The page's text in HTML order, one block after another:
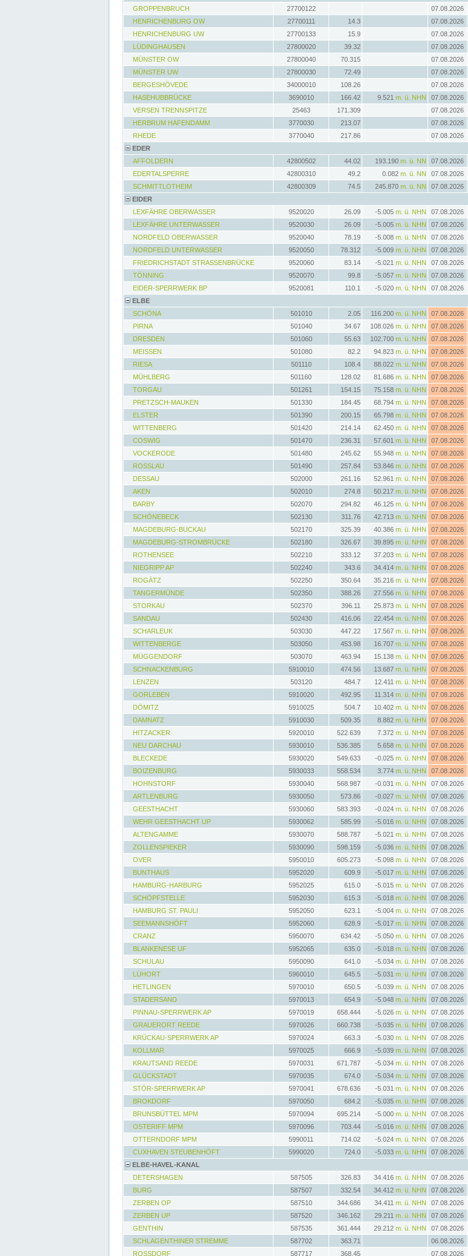
GROPPENBRUCH
27700122 07.08.2026
HENRICHENBURG OW
27700111 14.3 07.08.2026
HENRICHENBURG UW
27700133 15.9 07.08.2026
LÜDINGHAUSEN
27800020 39.32 07.08.2026
MÜNSTER OW
27800040 70.315 07.08.2026
MÜNSTER UW
27800030 72.49 07.08.2026
BERGESHÖVEDE
34000010 108.26 07.08.2026
HASEHUBBRÜCKE
3690010 166.42 9.521 m. ü. NHN 07.08.2026
VERSEN TRENNSPITZE
25463 171.309 07.08.2026
HERBRUM HAFENDAMM
3770030 213.07 07.08.2026
RHEDE
3770040 217.86 07.08.2026
EDER
AFFOLDERN
42800502 44.02 193.190 m. ü. NN 07.08.2026
EDERTALSPERRE
42800310 49.2 0.082 m. ü. NN 07.08.2026
SCHMITTLOTHEIM
42800309 74.5 245.870 m. ü. NN 07.08.2026
EIDER
LEXFÄHRE OBERWASSER
9520020 26.09 -5.005 m. ü. NHN 07.08.2026
LEXFÄHRE UNTERWASSER
9520030 26.09 -5.005 m. ü. NHN 07.08.2026
NORDFELD OBERWASSER
9520040 78.19 -5.008 m. ü. NHN 07.08.2026
NORDFELD UNTERWASSER
9520050 78.312 -5.009 m. ü. NHN 07.08.2026
FRIEDRICHSTADT STRASSENBRÜCKE
9520060 83.14 -5.021 m. ü. NHN 07.08.2026
TÖNNING
9520070 99.8 -5.057 m. ü. NHN 07.08.2026
EIDER-SPERRWERK BP
9520081 110.1 -5.020 m. ü. NHN 07.08.2026
ELBE
SCHÖNA
501010 2.05 116.200 m. ü. NHN 07.08.2026
PIRNA
501040 34.67 108.026 m. ü. NHN 07.08.2026
DRESDEN
501060 55.63 102.700 m. ü. NHN 07.08.2026
MEISSEN
501080 82.2 94.823 m. ü. NHN 07.08.2026
RIESA
501110 108.4 88.022 m. ü. NHN 07.08.2026
MÜHLBERG
501160 128.02 81.686 m. ü. NHN 07.08.2026
TORGAU
501261 154.15 75.158 m. ü. NHN 07.08.2026
PRETZSCH-MAUKEN
501330 184.45 68.794 m. ü. NHN 07.08.2026
ELSTER
501390 200.15 65.798 m. ü. NHN 07.08.2026
WITTENBERG
501420 214.14 62.450 m. ü. NHN 07.08.2026
COSWIG
501470 236.31 57.601 m. ü. NHN 07.08.2026
VOCKERODE
501480 245.62 55.948 m. ü. NHN 07.08.2026
ROSSLAU
501490 257.84 53.846 m. ü. NHN 07.08.2026
DESSAU
502000 261.16 52.961 m. ü. NHN 07.08.2026
AKEN
502010 274.8 50.217 m. ü. NHN 07.08.2026
BARBY
502070 294.82 46.125 m. ü. NHN 07.08.2026
SCHÖNEBECK
502130 311.76 42.713 m. ü. NHN 07.08.2026
MAGDEBURG-BUCKAU
502170 325.39 40.386 m. ü. NHN 07.08.2026
MAGDEBURG-STROMBRÜCKE
502180 326.67 39.895 m. ü. NHN 07.08.2026
ROTHENSEE
502210 333.12 37.203 m. ü. NHN 07.08.2026
NIEGRIPP AP
502240 343.6 34.414 m. ü. NHN 07.08.2026
ROGÄTZ
502250 350.64 35.216 m. ü. NHN 07.08.2026
TANGERMÜNDE
502350 388.26 27.556 m. ü. NHN 07.08.2026
STORKAU
502370 396.11 25.873 m. ü. NHN 07.08.2026
SANDAU
502430 416.06 22.454 m. ü. NHN 07.08.2026
SCHARLEUK
503030 447.22 17.567 m. ü. NHN 07.08.2026
WITTENBERGE
503050 453.98 16.707 m. ü. NHN 07.08.2026
MÜGGENDORF
503070 463.94 15.138 m. ü. NHN 07.08.2026
SCHNACKENBURG
5910010 474.56 13.687 m. ü. NHN 07.08.2026
LENZEN
503120 484.7 12.411 m. ü. NHN 07.08.2026
GORLEBEN
5910020 492.95 11.314 m. ü. NHN 07.08.2026
DÖMITZ
5910025 504.7 10.402 m. ü. NHN 07.08.2026
DAMNATZ
5910030 509.35 8.882 m. ü. NHN 07.08.2026
HITZACKER
5920010 522.639 7.372 m. ü. NHN 07.08.2026
NEU DARCHAU
5930010 536.385 5.658 m. ü. NHN 07.08.2026
BLECKEDE
5930020 549.633 -0.025 m. ü. NHN 07.08.2026
BOIZENBURG
5930033 558.534 3.774 m. ü. NHN 07.08.2026
HOHNSTORF
5930040 568.987 -0.031 m. ü. NHN 07.08.2026
ARTLENBURG
5930050 573.86 -0.027 m. ü. NHN 07.08.2026
GEESTHACHT
5930060 583.393 -0.024 m. ü. NHN 07.08.2026
WEHR GEESTHACHT UP
5930062 585.99 -5.016 m. ü. NHN 07.08.2026
ALTENGAMME
5930070 588.787 -5.021 m. ü. NHN 07.08.2026
ZOLLENSPIEKER
5930090 598.159 -5.036 m. ü. NHN 07.08.2026
OVER
5950010 605.273 -5.098 m. ü. NHN 07.08.2026
BUNTHAUS
5952020 609.9 -5.017 m. ü. NHN 07.08.2026
HAMBURG-HARBURG
5952025 615.0 -5.015 m. ü. NHN 07.08.2026
SCHÖPFSTELLE
5952030 615.3 -5.018 m. ü. NHN 07.08.2026
HAMBURG ST. PAULI
5952050 623.1 -5.004 m. ü. NHN 07.08.2026
SEEMANNSHÖFT
5952060 628.9 -5.017 m. ü. NHN 07.08.2026
CRANZ
5950070 634.42 -5.050 m. ü. NHN 07.08.2026
BLANKENESE UF
5952065 635.0 -5.018 m. ü. NHN 07.08.2026
SCHULAU
5950090 641.0 -5.034 m. ü. NHN 07.08.2026
LÜHORT
5960010 645.5 -5.031 m. ü. NHN 07.08.2026
HETLINGEN
5970010 650.5 -5.039 m. ü. NHN 07.08.2026
STADERSAND
5970013 654.9 -5.048 m. ü. NHN 07.08.2026
PINNAU-SPERRWERK AP
5970019 658.444 -5.026 m. ü. NHN 07.08.2026
GRAUERORT REEDE
5970026 660.738 -5.035 m. ü. NHN 07.08.2026
KRÜCKAU-SPERRWERK AP
5970024 663.3 -5.030 m. ü. NHN 07.08.2026
KOLLMAR
5970025 666.9 -5.039 m. ü. NHN 07.08.2026
KRAUTSAND REEDE
5970031 671.787 -5.034 m. ü. NHN 07.08.2026
GLÜCKSTADT
5970035 674.0 -5.034 m. ü. NHN 07.08.2026
STÖR-SPERRWERK AP
5970041 678.636 -5.031 m. ü. NHN 07.08.2026
BROKDORF
5970050 684.2 -5.035 m. ü. NHN 07.08.2026
BRUNSBÜTTEL MPM
5970094 695.214 -5.000 m. ü. NHN 07.08.2026
OSTERIFF MPM
5970096 703.44 -5.016 m. ü. NHN 07.08.2026
OTTERNDORF MPM
5990011 714.02 -5.024 m. ü. NHN 07.08.2026
CUXHAVEN STEUBENHÖFT
5990020 724.0 -5.033 m. ü. NHN 07.08.2026
ELBE-HAVEL-KANAL
DETERSHAGEN
587505 326.83 34.416 m. ü. NHN 07.08.2026
BURG
587507 332.54 34.412 m. ü. NHN 07.08.2026
ZERBEN OP
587510 344.686 34.411 m. ü. NHN 07.08.2026
ZERBEN UP
587520 346.162 29.211 m. ü. NHN 07.08.2026
GENTHIN
587535 361.444 29.212 m. ü. NHN 07.08.2026
SCHLAGENTHINER STREMME
587702 363.71 06.08.2026
ROSSDORF
587717 368.45 07.08.2026